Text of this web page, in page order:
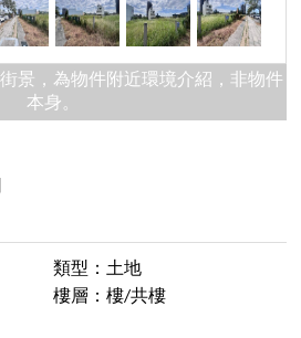
景，為物件附近環境介紹，非物件
本身。
類型：土地
樓層：樓/共樓